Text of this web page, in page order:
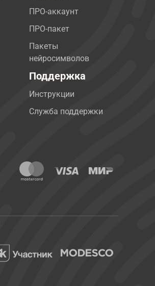
ПРО-аккаунт
ПРО-пакет
Пакеты
нейросимволов
Поддержка
Инструкции
Служба поддержки